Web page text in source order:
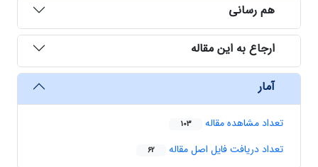
هم رسانی
ارجاع به این مقاله
آمار
تعداد مشاهده مقاله 103
تعداد دریافت فایل اصل مقاله 62